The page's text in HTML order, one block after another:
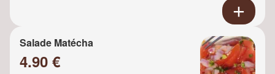
Salade Matécha
4.90 €